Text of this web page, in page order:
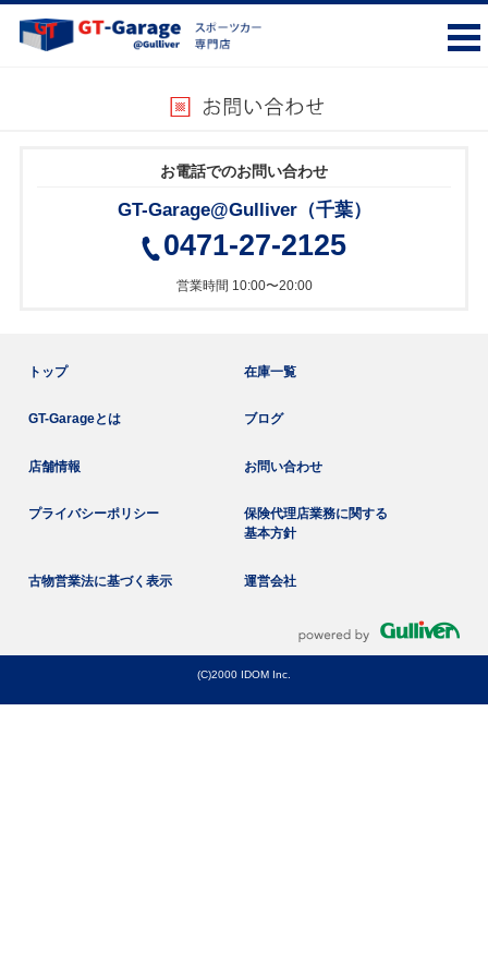
お電話でのお問い合わせ
GT-Garage@Gulliver（千葉）
0471-27-2125
営業時間 10:00〜20:00
トップ 在庫一覧
GT-Garageとは ブログ
店舗情報 お問い合わせ
プライバシーポリシー
保険代理店業務に関する
基本方針
古物営業法に基づく表示 運営会社
(C)2000 IDOM Inc.